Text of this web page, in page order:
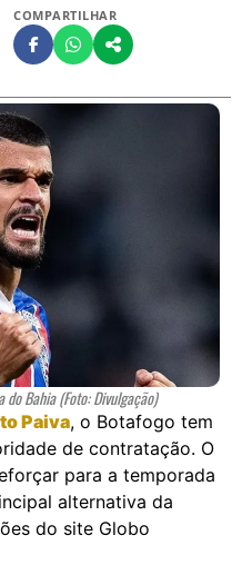
COMPARTILHAR
Bahia (Foto: Divulgação)
Paiva, o Botafogo tem
de contratação. O
para a temporada
alternativa da
do site Globo